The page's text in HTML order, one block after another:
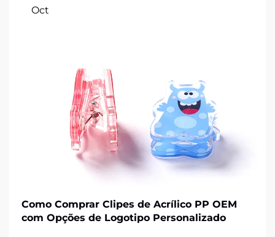
Oct
Como Comprar Clipes de Acrílico PP OEM
com Opções de Logotipo Personalizado